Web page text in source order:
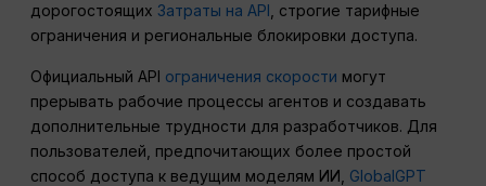
дорогостоящих Затраты на API , строгие тарифные
ограничения и региональные блокировки доступа.
Официальный API ограничения скорости могут
прерывать рабочие процессы агентов и создавать
дополнительные трудности для разработчиков. Для
пользователей, предпочитающих более простой
способ доступа к ведущим моделям ИИ, GlobalGPT